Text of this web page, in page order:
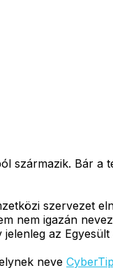
Bár
szervezet
nem igazán
az
neve